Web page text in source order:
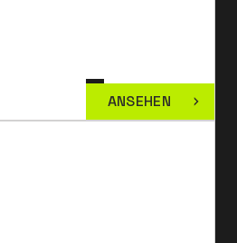
ANSEHEN